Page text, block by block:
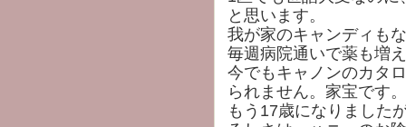
と思います。
我が家のキャンディも
毎週病院通いで薬も増
今でもキャノンのカタ
られません。家宝です。
もう17歳になりました